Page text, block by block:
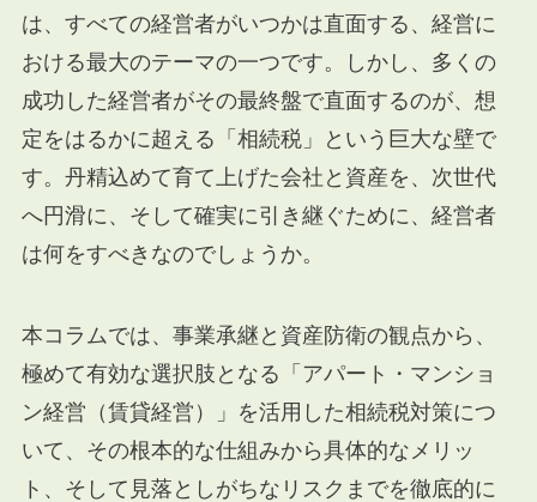
は、すべての経営者がいつかは直面する、経営に
おける最大のテーマの一つです。しかし、多くの
成功した経営者がその最終盤で直面するのが、想
定をはるかに超える「相続税」という巨大な壁で
す。丹精込めて育て上げた会社と資産を、次世代
へ円滑に、そして確実に引き継ぐために、経営者
は何をすべきなのでしょうか。
本コラムでは、事業承継と資産防衛の観点から、
極めて有効な選択肢となる「アパート・マンショ
ン経営（賃貸経営）」を活用した相続税対策につ
いて、その根本的な仕組みから具体的なメリッ
ト、そして見落としがちなリスクまでを徹底的に